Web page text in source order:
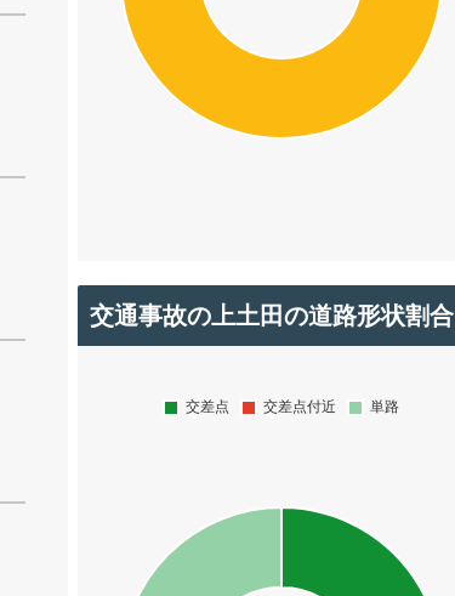
交通事故の上土田の道路形状割合